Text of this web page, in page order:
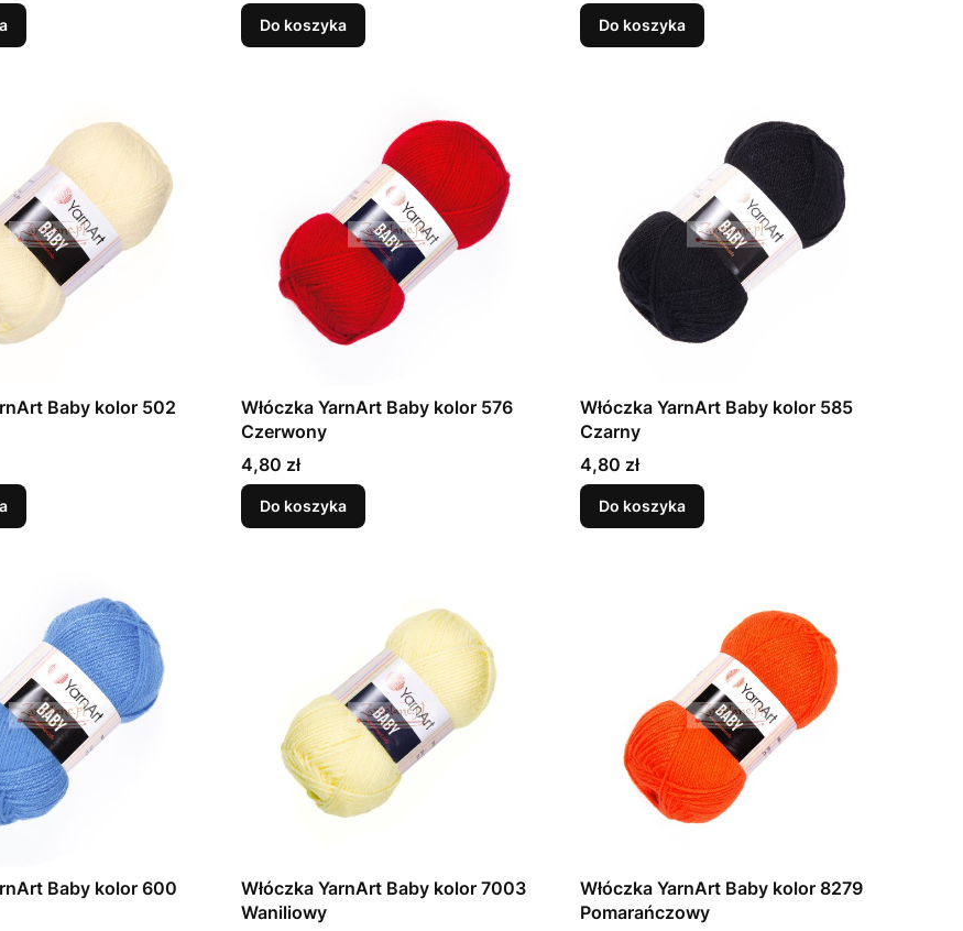
Do koszyka Do koszyka
Baby kolor 502
Włóczka YarnArt Baby kolor 576
Czerwony
Cena
4,80 zł
Do koszyka
Włóczka YarnArt Baby kolor 585
Czarny
Cena
4,80 zł
Do koszyka
Baby kolor 600
Włóczka YarnArt Baby kolor 7003
Waniliowy
Włóczka YarnArt Baby kolor 8279
Pomarańczowy